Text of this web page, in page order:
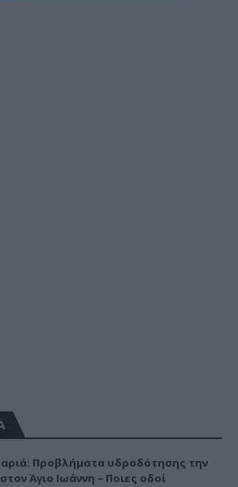
Προβλήματα υδροδότησης την
Άγιο Ιωάννη – Ποιες οδοί